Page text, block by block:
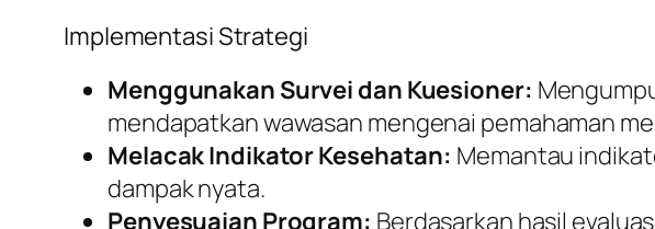
Implementasi Strategi
Menggunakan Survei dan Kuesioner:
mendapatkan wawasan mengenai pemahaman
Melacak Indikator Kesehatan: Memantau
dampak nyata.
Penyesuaian Program: Berdasarkan hasil